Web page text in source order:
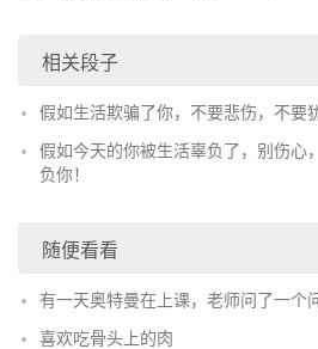
相关段子
假如生活欺骗了你，不要悲伤，不要
假如今天的你被生活辜负了，别伤心
负你！
随便看看
有一天奥特曼在上课，老师问了一个
喜欢吃骨头上的肉